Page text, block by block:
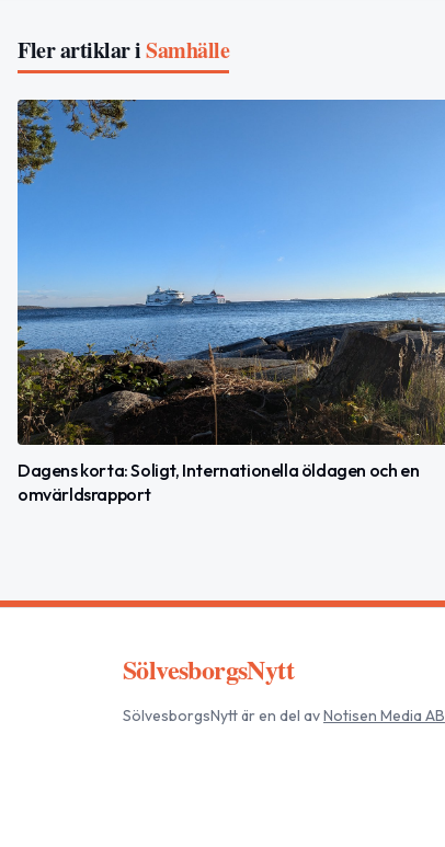
Fler artiklar iSamhälle
Dagens korta: Soligt, Internationella öldagen och en
omvärldsrapport
SölvesborgsNytt
SölvesborgsNyttär en del avNotisen Media AB